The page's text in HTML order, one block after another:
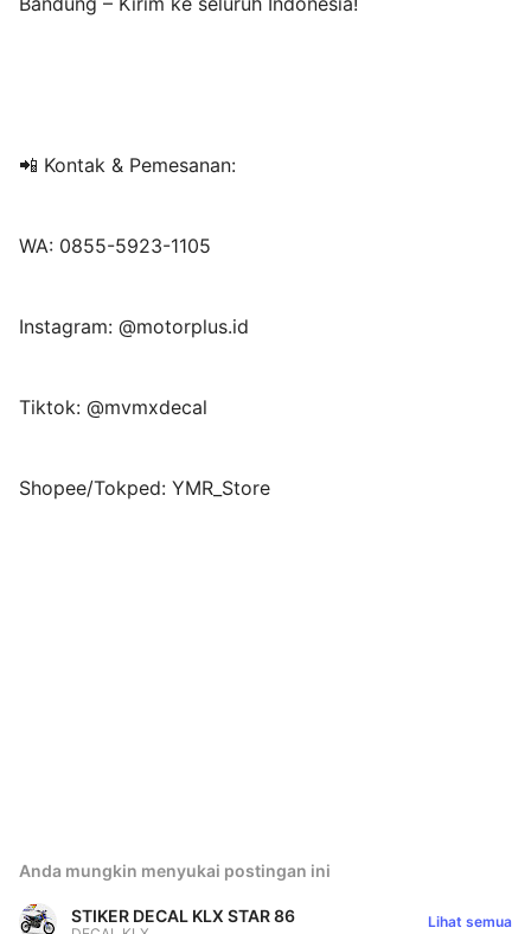
📲 Kontak & Pemesanan:
WA: 0855-5923-1105
Instagram: @motorplus.id
Tiktok: @mvmxdecal
Shopee/Tokped: YMR_Store
Anda mungkin menyukai postingan ini
STIKER DECAL KLX STAR 86 Lihat semua